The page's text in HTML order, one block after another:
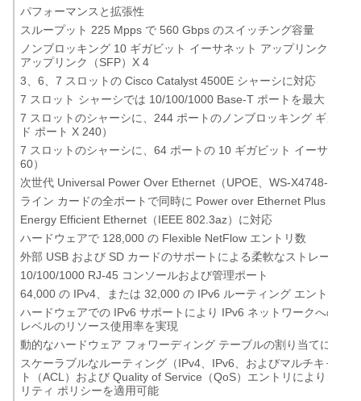
パフォーマンスと拡張性
スループット 225 Mpps で 560 Gbps のスイッチング容量
ノンブロッキング 10 ギガビット イーサネット アップリンク（
アップリンク（SFP）X 4
3、6、7 スロットの Cisco Catalyst 4500E シャーシに対応
7 スロット シャーシでは 10/100/1000 Base-T ポートを最大 240
7 スロットのシャーシに、244 ポートのノンブロッキング ギガビ
ド ポート X 240）
7 スロットのシャーシに、64 ポートの 10 ギガビット イーサネッ
60）
次世代 Universal Power Over Ethernet（UPOE、WS-X4748-
ライン カードの全ポートで同時に Power over Ethernet Plus（
Energy Efficient Ethernet（IEEE 802.3az）に対応
ハードウェアで 128,000 の Flexible NetFlow エントリ数
外部 USB および SD カードのサポートによる柔軟なストレージ オ
10/100/1000 RJ-45 コンソールおよび管理ポート
64,000 の IPv4、または 32,000 の IPv6 ルーティング エントリに
ハードウェアでの IPv6 サポートにより IPv6 ネットワークへのワ
レベルのリソース使用率を実現
動的なハードウェア フォワーディング テーブルの割り当てにより
スケーラブルなルーティング（IPv4、IPv6、およびマルチキャス
ト（ACL）および Quality of Service（QoS）エントリにより、ポ
リティ ポリシーを適用可能